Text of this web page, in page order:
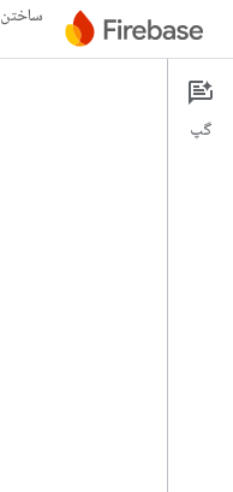
ساختن
Documentation
نمای کلی
گپ